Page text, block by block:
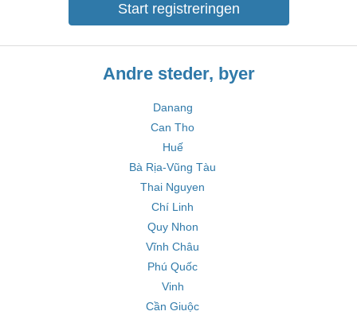
Start registreringen
Andre steder, byer
Danang
Can Tho
Huế
Bà Rịa-Vũng Tàu
Thai Nguyen
Chí Linh
Quy Nhon
Vĩnh Châu
Phú Quốc
Vinh
Cần Giuộc